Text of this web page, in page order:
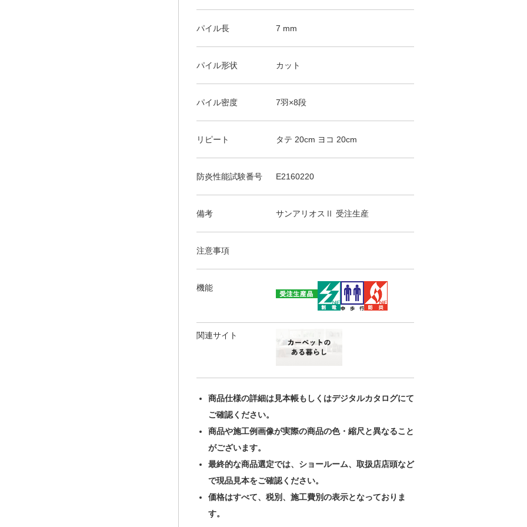
パイル長 7 mm
パイル形状 カット
パイル密度 7羽×8段
リピート タテ 20cm ヨコ 20cm
防炎性能試験番号 E2160220
備考 サンアリオスⅡ 受注生産
注意事項
機能
関連サイト
商品仕様の詳細は見本帳もしくはデジタルカタログにて
ご確認ください。
商品や施工例画像が実際の商品の色・縮尺と異なること
がございます。
最終的な商品選定では、ショールーム、取扱店店頭など
で現品見本をご確認ください。
価格はすべて、税別、施工費別の表示となっておりま
す。